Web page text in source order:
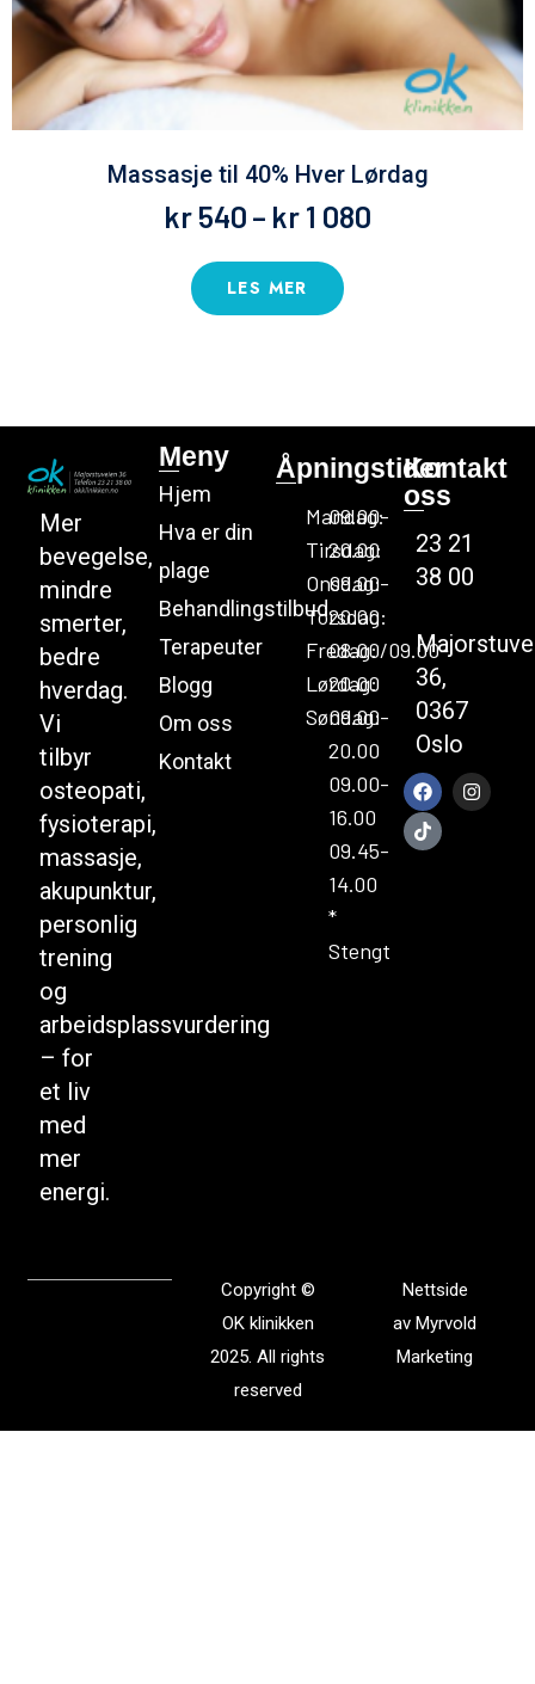
Massasje til 40% Hver Lørdag
kr 540 – kr 1 080
LES MER
Mer
bevegelse,
mindre
smerter,
bedre
hverdag.
Vi
tilbyr
osteopati,
fysioterapi,
massasje,
akupunktur,
personlig
trening
og
arbeidsplassvurdering
– for
et liv
med
mer
energi.
Meny
Hjem
Hva er din
plage
Behandlingstilbud
Terapeuter
Blogg
Om oss
Kontakt
Åpningstider
Mandag:
Tirsdag:
Onsdag:
Torsdag:
Fredag:
Lørdag:
Søndag:
09.00-
20.00
09.00-
20.00
08.00/09.00-
20.00
09.00-
20.00
09.00-
16.00
09.45-
14.00
*
Stengt
Kontakt
oss
23 21
38 00
36,
0367
Oslo
Copyright ©
OK klinikken
2025. All rights
reserved
Nettside
avMyrvold
Marketing